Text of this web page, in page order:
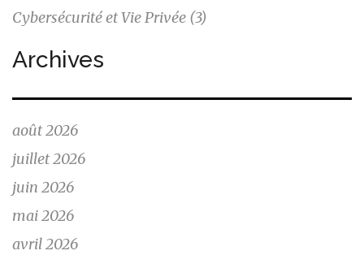
Cybersécurité et Vie Privée (3)
Archives
août 2026
juillet 2026
juin 2026
mai 2026
avril 2026